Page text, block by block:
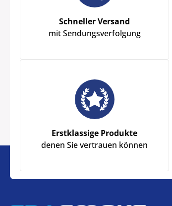
Schneller Versand
mit Sendungsverfolgung
Erstklassige Produkte
denen Sie vertrauen können